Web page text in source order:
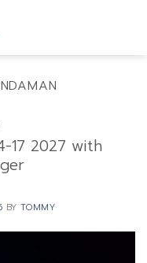
17 2027 with
BYTOMMY